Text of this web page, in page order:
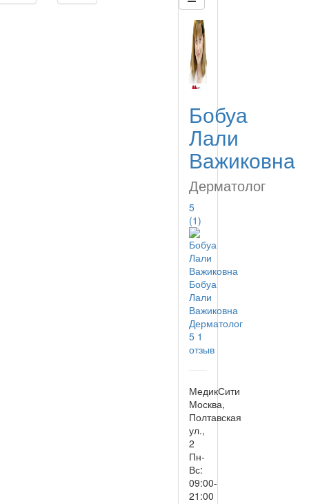
Бобуа
Лали
Важиковна
Дерматолог
5
(1)
Бобуа
Лали
Важиковна
Дерматолог
5 1
отзыв
МедикСити
Москва,
Полтавская
ул.,
2
Пн-
Вс:
09:00-
21:00